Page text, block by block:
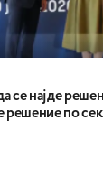
се најде
решение по